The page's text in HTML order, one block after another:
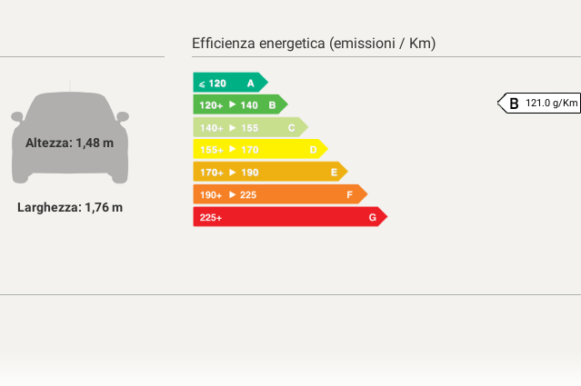
Altezza: 1,48 m
Larghezza: 1,76 m
Efficienza energetica (emissioni / Km)
121.0 g/Km